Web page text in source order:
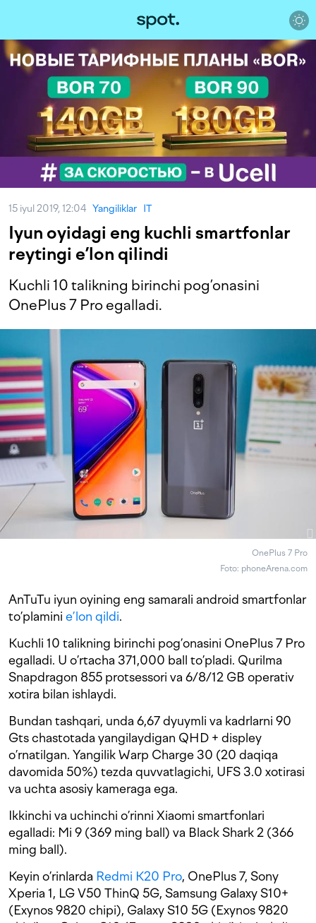
15 iyul 2019, 12:04 Yangiliklar IT
Iyun oyidagi eng kuchli smartfonlar
reytingi e’lon qilindi
Kuchli 10 talikning birinchi pog’onasini
OnePlus 7 Pro egalladi.
OnePlus 7 Pro
Foto: phoneArena.com
AnTuTu iyun oyining eng samarali android smartfonlar
to’plamini e’lon qildi.
Kuchli 10 talikning birinchi pog’onasini OnePlus 7 Pro
egalladi. U o’rtacha 371,000 ball to’pladi. Qurilma
Snapdragon 855 protsessori va 6/8/12 GB operativ
xotira bilan ishlaydi.
Bundan tashqari, unda 6,67 dyuymli va kadrlarni 90
Gts chastotada yangilaydigan QHD + displey
o’rnatilgan. Yangilik Warp Charge 30 (20 daqiqa
davomida 50%) tezda quvvatlagichi, UFS 3.0 xotirasi
va uchta asosiy kameraga ega.
Ikkinchi va uchinchi o’rinni Xiaomi smartfonlari
egalladi: Mi 9 (369 ming ball) va Black Shark 2 (366
ming ball).
Keyin o’rinlarda Redmi K20 Pro, OnePlus 7, Sony
Xperia 1, LG V50 ThinQ 5G, Samsung Galaxy S10+
(Exynos 9820 chipi), Galaxy S10 5G (Exynos 9820